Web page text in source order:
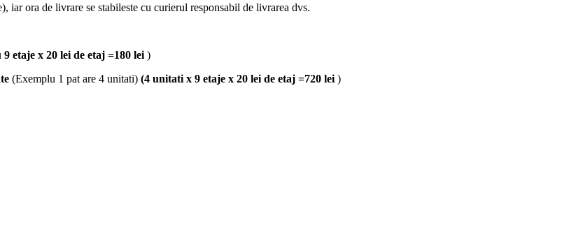
iar ora de livrare se stabileste cu curierul responsabil de livrarea dvs.
9 etaje x 20 lei de etaj =180 lei )
(Exemplu 1 pat are 4 unitati) (4 unitati x 9 etaje x 20 lei de etaj =720 lei )